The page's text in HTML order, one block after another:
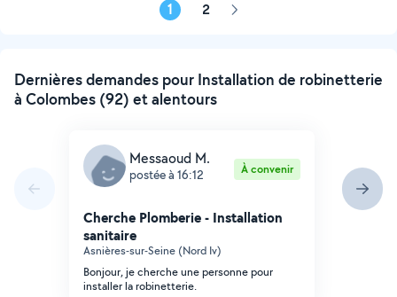
1 2 Page
Dernières demandes pour Installation de robinetterie
à Colombes (92) et alentours
Messaoud M.
postée à 16:12 À convenir
Cherche Plomberie - Installation
sanitaire
Asnières-sur-Seine (Nord Iv)
Bonjour, je cherche une personne pour
installer la robinetterie.